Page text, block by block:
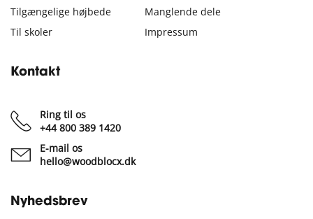
Tilgængelige højbede
Til skoler
Manglende dele
Impressum
Kontakt
Ring til os
+44 800 389 1420
E-mail os
hello@woodblocx.dk
Nyhedsbrev